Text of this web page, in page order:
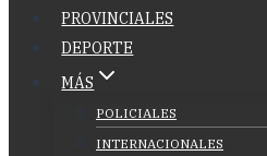
PROVINCIALES
DEPORTE
MÁS
POLICIALES
INTERNACIONALES